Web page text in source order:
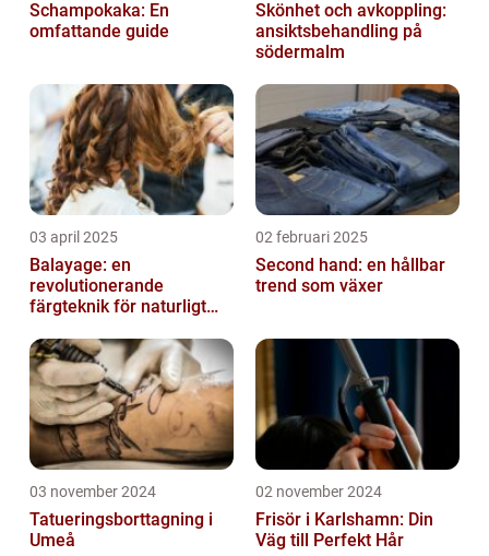
Schampokaka: En
omfattande guide
Skönhet och avkoppling:
ansiktsbehandling på
södermalm
03 april 2025
Balayage: en
revolutionerande
färgteknik för naturligt
02 februari 2025
Second hand: en hållbar
trend som växer
03 november 2024
Tatueringsborttagning i
Umeå
02 november 2024
Frisör i Karlshamn: Din
Väg till Perfekt Hår